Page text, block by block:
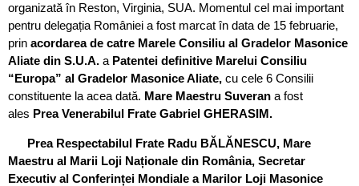
organizată în Reston, Virginia, SUA. Momentul cel mai important
pentru delegația României a fost marcat în data de 15 februarie,
prin acordarea de catre Marele Consiliu al Gradelor Masonice
Aliate din S.U.A. a Patentei definitive Marelui Consiliu
“Europa” al Gradelor Masonice Aliate, cu cele 6 Consilii
constituente la acea dată. Mare Maestru Suveran a fost
ales Prea Venerabilul Frate Gabriel GHERASIM.
Prea Respectabilul Frate Radu BĂLĂNESCU, Mare
Maestru al Marii Loji Naționale din România, Secretar
Executiv al Conferinței Mondiale a Marilor Loji Masonice